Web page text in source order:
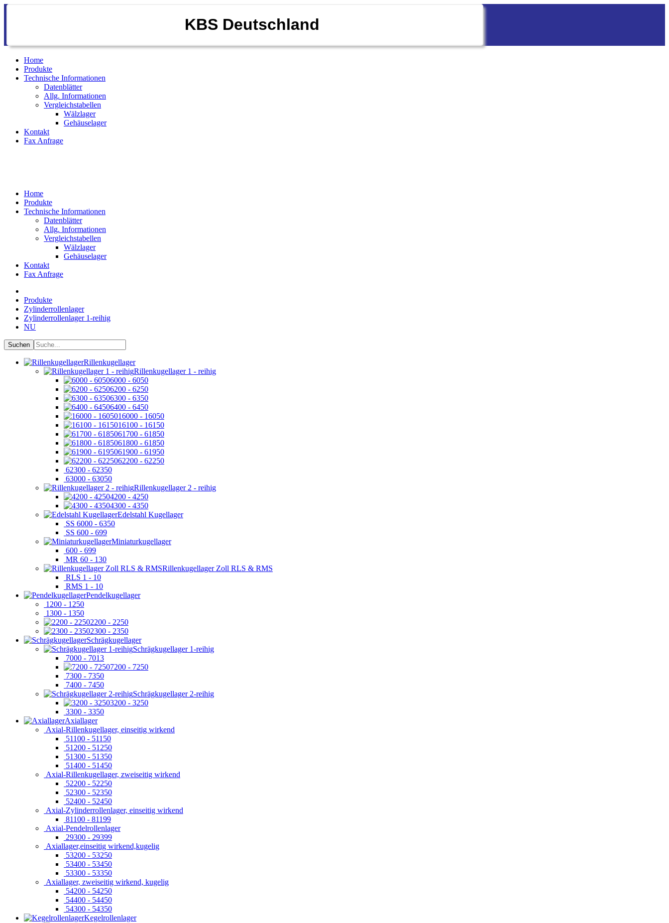
KBS Deutschland
Home
Produkte
Technische Informationen
Datenblätter
Allg. Informationen
Vergleichstabellen
Wälzlager
Gehäuselager
Kontakt
Fax Anfrage
Home
Produkte
Technische Informationen
Datenblätter
Allg. Informationen
Vergleichstabellen
Wälzlager
Gehäuselager
Kontakt
Fax Anfrage
Produkte
Zylinderrollenlager
Zylinderrollenlager 1-reihig
NU
Rillenkugellager
Rillenkugellager 1 - reihig
6000 - 6050
6200 - 6250
6300 - 6350
6400 - 6450
16000 - 16050
16100 - 16150
61700 - 61850
61800 - 61850
61900 - 61950
62200 - 62250
62300 - 62350
63000 - 63050
Rillenkugellager 2 - reihig
4200 - 4250
4300 - 4350
Edelstahl Kugellager
SS 6000 - 6350
SS 600 - 699
Miniaturkugellager
600 - 699
MR 60 - 130
Rillenkugellager Zoll RLS & RMS
RLS 1 - 10
RMS 1 - 10
Pendelkugellager
1200 - 1250
1300 - 1350
2200 - 2250
2300 - 2350
Schrägkugellager
Schrägkugellager 1-reihig
7000 - 7013
7200 - 7250
7300 - 7350
7400 - 7450
Schrägkugellager 2-reihig
3200 - 3250
3300 - 3350
Axiallager
Axial-Rillenkugellager, einseitig wirkend
51100 - 51150
51200 - 51250
51300 - 51350
51400 - 51450
Axial-Rillenkugellager, zweiseitig wirkend
52200 - 52250
52300 - 52350
52400 - 52450
Axial-Zylinderrollenlager, einseitig wirkend
81100 - 81199
Axial-Pendelrollenlager
29300 - 29399
Axiallager,einseitig wirkend,kugelig
53200 - 53250
53400 - 53450
53300 - 53350
Axiallager, zweiseitig wirkend, kugelig
54200 - 54250
54400 - 54450
54300 - 54350
Kegelrollenlager